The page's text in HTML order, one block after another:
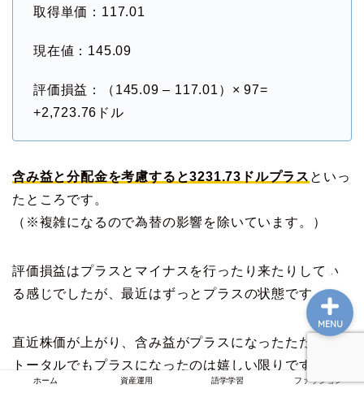
取得単価：117.01
現在値：145.09
評価損益：（145.09 – 117.01）× 97=
+2,723.76ドル
含み益と分配金を考慮すると3231.73ドルプラス といっ
たところです。
（※複雑になるので為替の影響を除いています。）
評価損益はプラスとマイナスを行ったり来たりしてい
る感じでしたが、最近はずっとプラスの状態です。
直近株価が上がり、含み益がプラスになったたため、
トータルでもプラスになったのは嬉しい限りですが、
配当狙いで長期視点で購入しているので、あまり気に
ホーム 資産運用 語学学習 ファッション
MENU
ホーム
資産運用
語学学習
ファッション